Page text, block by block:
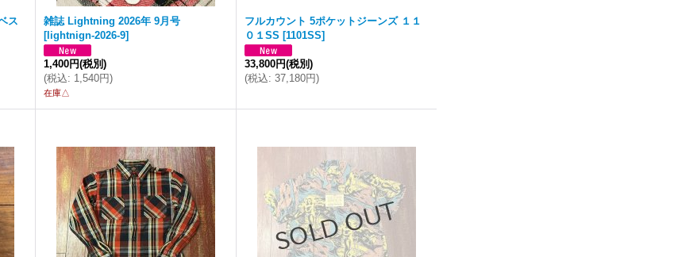
ス
雑誌 Lightning 2026年 9月号
[lightnign-2026-9]
1,400円(税別)
(税込: 1,540円)
在庫△
フルカウント 5ポケットジーンズ １１
０１SS [1101SS]
33,800円(税別)
(税込: 37,180円)